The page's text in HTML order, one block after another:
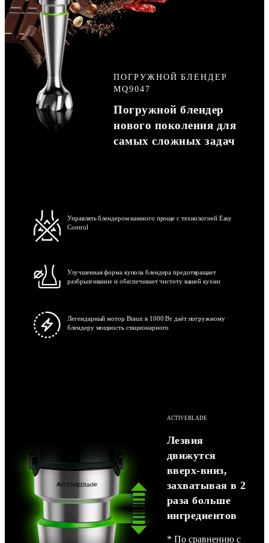
ПОГРУЖНОЙ БЛЕНДЕР
MQ9047
Погружной блендер
нового поколения для
самых сложных задач
Управлять блендером намного проще с технологией Easy
Control
Улучшенная форма купола блендера предотвращает
разбрызгивание и обеспечивает чистоту вашей кухни
Легендарный мотор Braun в 1000 Вт даёт погружному
блендеру мощность стационарного
ACTIVEBLADE
Лезвия
движутся
вверх-вниз,
захватывая в 2
раза больше
ингредиентов
* По сравнению с